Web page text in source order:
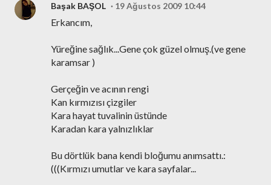
Başak BAŞOL 19 Ağustos 2009 10:44
Erkancım,
Yüreğine sağlık...Gene çok güzel olmuş.(ve gene
karamsar )
Gerçeğin ve acının rengi
Kan kırmızısı çizgiler
Kara hayat tuvalinin üstünde
Karadan kara yalnızlıklar
Bu dörtlük bana kendi bloğumu anımsattı.:
(((Kırmızı umutlar ve kara sayfalar...